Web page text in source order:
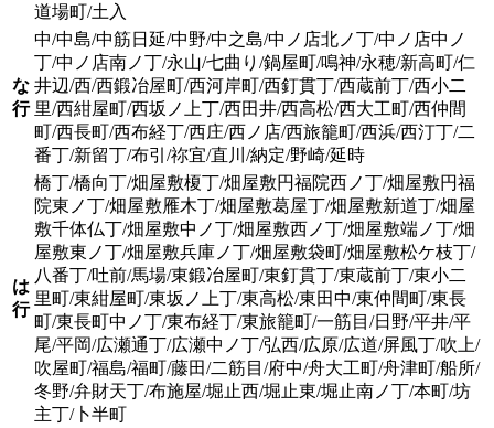
道場町/土入
な
行
中/中島/中筋日延/中野/中之島/中ノ店北ノ丁/中ノ店中ノ
丁/中ノ店南ノ丁/永山/七曲り/鍋屋町/鳴神/永穂/新高町/仁
井辺/西/西鍛冶屋町/西河岸町/西釘貫丁/西蔵前丁/西小二
里/西紺屋町/西坂ノ上丁/西田井/西高松/西大工町/西仲間
町/西長町/西布経丁/西庄/西ノ店/西旅籠町/西浜/西汀丁/二
番丁/新留丁/布引/祢宜/直川/納定/野崎/延時
は
行
橋丁/橋向丁/畑屋敷榎丁/畑屋敷円福院西ノ丁/畑屋敷円福
院東ノ丁/畑屋敷雁木丁/畑屋敷葛屋丁/畑屋敷新道丁/畑屋
敷千体仏丁/畑屋敷中ノ丁/畑屋敷西ノ丁/畑屋敷端ノ丁/畑
屋敷東ノ丁/畑屋敷兵庫ノ丁/畑屋敷袋町/畑屋敷松ケ枝丁/
八番丁/吐前/馬場/東鍛冶屋町/東釘貫丁/東蔵前丁/東小二
里町/東紺屋町/東坂ノ上丁/東高松/東田中/東仲間町/東長
町/東長町中ノ丁/東布経丁/東旅籠町/一筋目/日野/平井/平
尾/平岡/広瀬通丁/広瀬中ノ丁/弘西/広原/広道/屏風丁/吹上/
吹屋町/福島/福町/藤田/二筋目/府中/舟大工町/舟津町/船所/
冬野/弁財天丁/布施屋/堀止西/堀止東/堀止南ノ丁/本町/坊
主丁/卜半町